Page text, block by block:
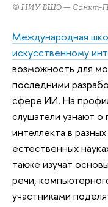
© НИУ ВШЭ — Санкт-
Международная
искусственному
возможность для
последними
сфере ИИ. На
слушатели узнают
интеллекта в
естественных
также изучат
речи,
участниками